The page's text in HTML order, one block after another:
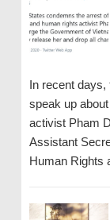
In recent days,
speak up
activist Pham
Assistant
Human Rights